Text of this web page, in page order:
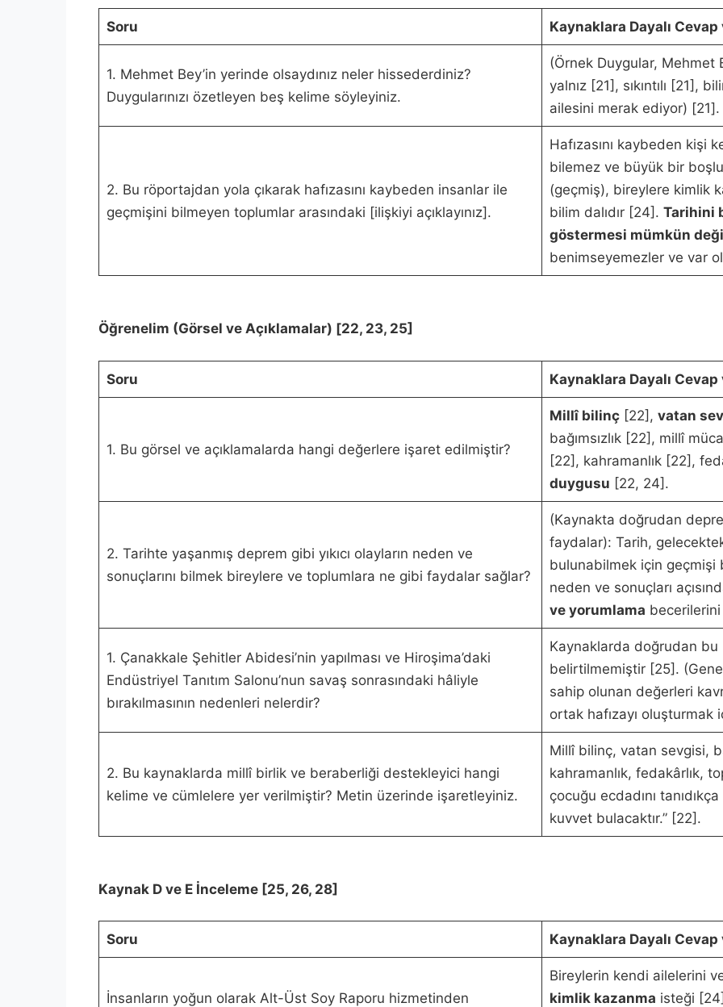
Soru Kaynaklara Dayalı
1. Mehmet Bey’in yerinde olsaydınız neler hissederdiniz?
Duygularınızı özetleyen beş kelime söyleyiniz.
(Örnek Duygular, Mehmet
yalnız [21], sıkıntılı [21],
ailesini merak ediyor) [21].
2. Bu röportajdan yola çıkarak hafızasını kaybeden insanlar ile
geçmişini bilmeyen toplumlar arasındaki [ilişkiyi açıklayınız].
Hafızasını kaybeden kişi
bilemez ve büyük bir
(geçmiş), bireylere kimlik
bilim dalıdır [24]. Tarihini
göstermesi mümkün
benimseyemezler ve var
Öğrenelim (Görsel ve Açıklamalar) [22, 23, 25]
Soru Kaynaklara Dayalı
1. Bu görsel ve açıklamalarda hangi değerlere işaret edilmiştir?
Millî bilinç[22], vatan
bağımsızlık [22], millî
[22], kahramanlık [22],
duygusu [22, 24].
2. Tarihte yaşanmış deprem gibi yıkıcı olayların neden ve
sonuçlarını bilmek bireylere ve toplumlara ne gibi faydalar sağlar?
(Kaynakta doğrudan
faydalar): Tarih,
bulunabilmek için geçmişi
neden ve sonuçları
ve yorumlama
1. Çanakkale Şehitler Abidesi’nin yapılması ve Hiroşima’daki
Endüstriyel Tanıtım Salonu’nun savaş sonrasındaki hâliyle
bırakılmasının nedenleri nelerdir?
Kaynaklarda doğrudan bu
belirtilmemiştir [25].
sahip olunan değerleri
ortak hafızayı
2. Bu kaynaklarda millî birlik ve beraberliği destekleyici hangi
kelime ve cümlelere yer verilmiştir? Metin üzerinde işaretleyiniz.
Millî bilinç, vatan sevgisi,
kahramanlık, fedakârlık,
çocuğu ecdadını
kuvvet bulacaktır.” [22].
Kaynak D ve E İnceleme [25, 26, 28]
Soru Kaynaklara Dayalı
İnsanların yoğun olarak Alt-Üst Soy Raporu hizmetinden
Bireylerin kendi ailelerini
kimlik kazanma isteği